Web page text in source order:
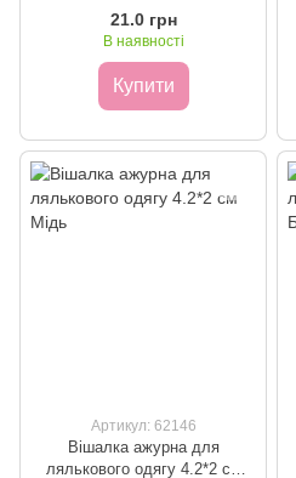
Бронза
21.0 грн
В наявності
Купити
Артикул: 62146
Вішалка ажурна для
лялькового одягу 4.2*2 см